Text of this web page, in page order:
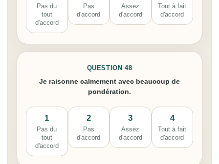
Pas du
tout
d'accord
Pas
d'accord
Assez
d'accord
Tout à fait
d'accord
QUESTION 48
Je raisonne calmement avec beaucoup de
pondération.
1
Pas du
tout
d'accord
2
Pas
d'accord
3
Assez
d'accord
4
Tout à fait
d'accord